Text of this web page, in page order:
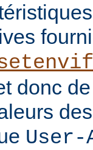
donc
User-